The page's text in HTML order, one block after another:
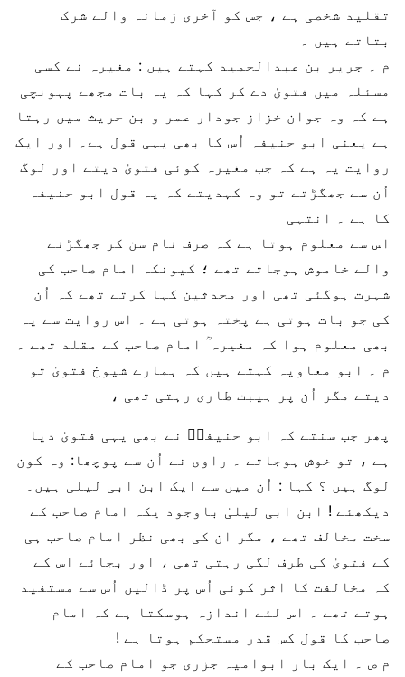
تقلید شخصی ہے ، جس کو آخری زمانہ والے شرک
بتاتے ہیں ۔
م ۔ جریر بن عبدالحمید کہتے ہیں : مغیرہ نے کسی
مسئلہ میں فتویٰ دے کر کہا کہ یہ بات مجھے پہونچی
ہے کہ وہ جوان خزاز جودار عمر و بن حریث میں رہتا
ہے یعنی ابو حنیفہ اُس کا بھی یہی قول ہے۔ اور ایک
روایت یہ ہے کہ جب مغیرہ کوئی فتویٰ دیتے اور لوگ
اُن سے جھگڑتے تو وہ کہدیتے کہ یہ قول ابو حنیفہ
کا ہے ۔ انتہی
اس سے معلوم ہوتا ہے کہ صرف نام سن کر جھگڑنے
والے خاموش ہوجاتے تھے ؛ کیونکہ امام صاحب کی
شہرت ہوگئی تھی اور محدثین کہا کرتے تھے کہ اُن
کی جو بات ہوتی ہے پختہ ہوتی ہے ۔ اس روایت سے یہ
بھی معلوم ہوا کہ مغیرہ ؒ امام صاحب کے مقلد تھے ۔
م ۔ ابو معاویہ کہتے ہیں کہ ہمارے شیوخ فتویٰ تو
دیتے مگر اُن پر ہیبت طاری رہتی تھی ،
پھر جب سنتے کہ ابو حنیفہؒ نے بھی یہی فتویٰ دیا
ہے ، تو خوش ہوجاتے ۔ راوی نے اُن سے پوچھا: وہ کون
لوگ ہیں ؟ کہا : اُن میں سے ایک ابن ابی لیلی ہیں۔
دیکھئے ! ابن ابی لیلیٰ باوجود یکہ امام صاحب کے
سخت مخالف تھے ، مگر ان کی بھی نظر امام صاحب ہی
کے فتویٰ کی طرف لگی رہتی تھی ، اور بجائے اس کے
کہ مخالفت کا اثر کوئی اُس پر ڈالیں اُس سے مستفید
ہوتے تھے ۔ اس لئے اندازہ ہوسکتا ہے کہ امام
صاحب کا قول کس قدر مستحکم ہوتا ہے !
م ص ۔ ایک بار ابوامیہ جزری جو امام صاحب کے